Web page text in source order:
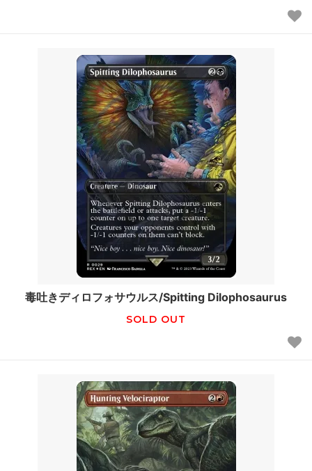
毒吐きディロフォサウルス/Spitting Dilophosaurus
SOLD OUT